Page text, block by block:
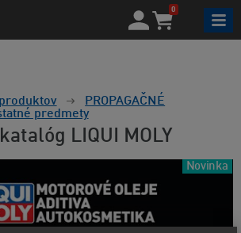
0
PROPAGAČNÉ
predmety
LIQUI MOLY
Novinka